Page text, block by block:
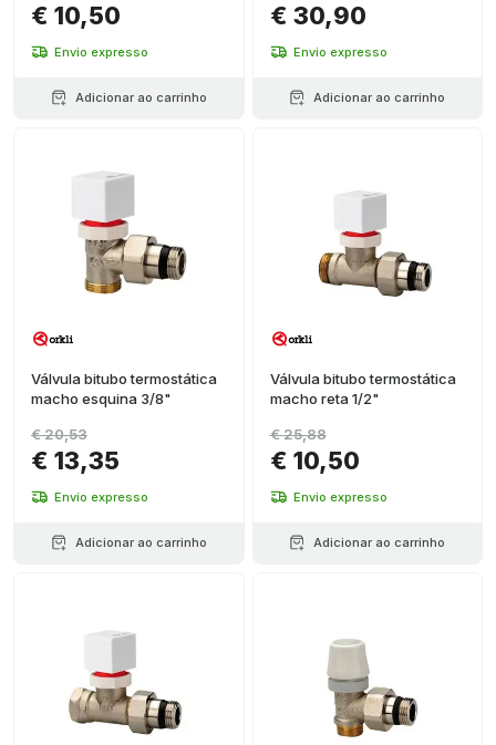
€ 10,50
Envio expresso
Adicionar ao carrinho
€ 30,90
Envio expresso
Adicionar ao carrinho
Válvula bitubo termostática
macho esquina 3/8"
€ 13,35
€ 20,53
Envio expresso
Adicionar ao carrinho
Válvula bitubo termostática
macho reta 1/2"
€ 10,50
€ 25,88
Envio expresso
Adicionar ao carrinho